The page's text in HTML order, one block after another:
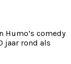
Humo’s comedy
jaar rond als